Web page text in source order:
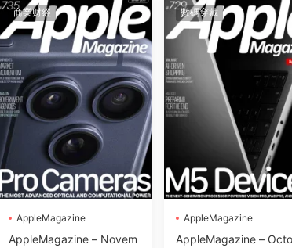
商業财經
AppleMagazine
AppleMagazine – Novem
數碼穿戴
AppleMagazine
AppleMagazine –